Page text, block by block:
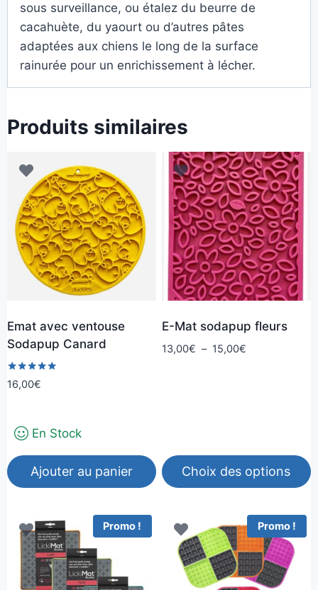
sous surveillance, ou étalez du beurre de
cacahuète, du yaourt ou d’autres pâtes
adaptées aux chiens le long de la surface
rainurée pour un enrichissement à lécher.
Produits similaires
Emat avec ventouse
Sodapup Canard
Note
5.00
16,00€
En Stock
Ajouter au panier
E-Mat sodapup fleurs
13,00€ – 15,00€
Choix des options
plusieurs
variations.
Promo ! Promo !